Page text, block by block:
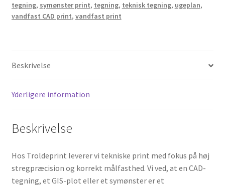
tegning, symønster print, tegning, teknisk tegning, ugeplan,
vandfast CAD print, vandfast print
Beskrivelse
Yderligere information
Beskrivelse
Hos Troldeprint leverer vi tekniske print med fokus på høj
stregpræcision og korrekt målfasthed. Vi ved, at en CAD-
tegning, et GIS-plot eller et symønster er et